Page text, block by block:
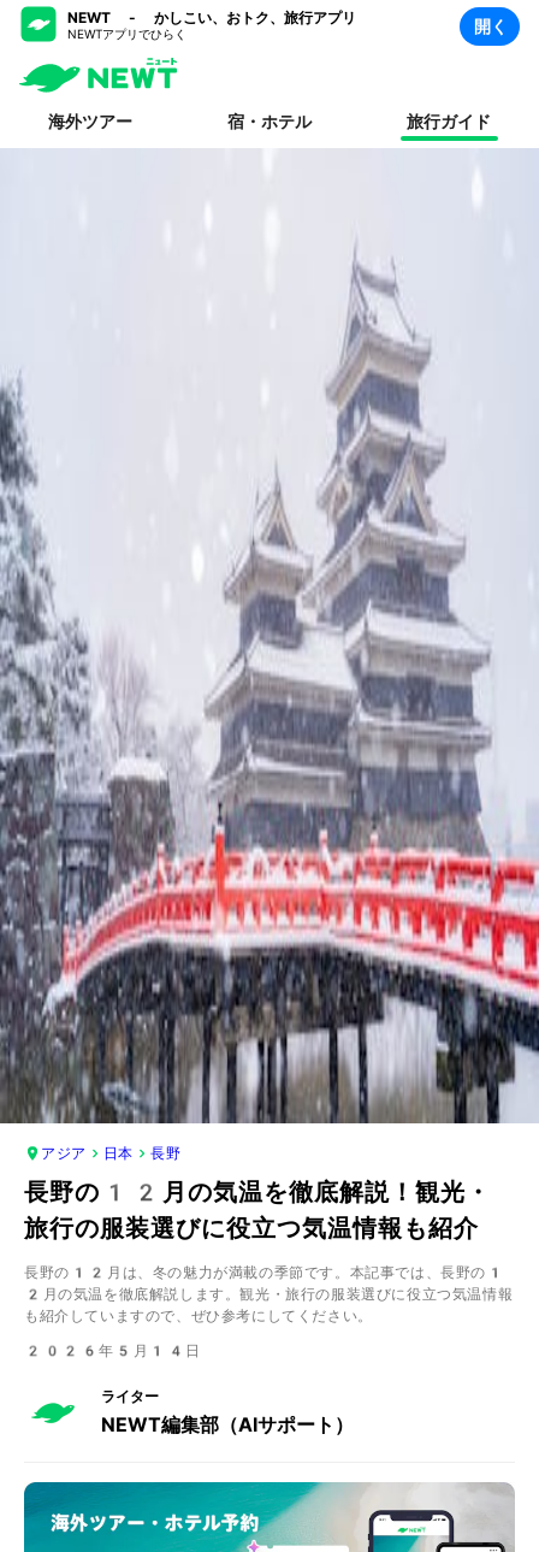
NEWT - かしこい、おトク、旅行アプリ
NEWTアプリでひらく 開く
海外ツアー 宿・ホテル 旅行ガイド
アジア 日本 長野
長野の12月の気温を徹底解説！観光・
旅行の服装選びに役立つ気温情報も紹介
長野の12月は、冬の魅力が満載の季節です。本記事では、長野の1
2月の気温を徹底解説します。観光・旅行の服装選びに役立つ気温情報
も紹介していますので、ぜひ参考にしてください。
2026年5月14日
ライター
NEWT編集部（AIサポート）